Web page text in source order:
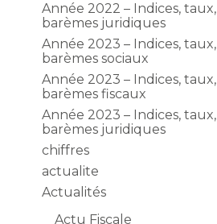
Année 2022 – Indices, taux,
barèmes juridiques
Année 2023 – Indices, taux,
barèmes sociaux
Année 2023 – Indices, taux,
barèmes fiscaux
Année 2023 – Indices, taux,
barèmes juridiques
chiffres
actualite
Actualités
Actu Fiscale